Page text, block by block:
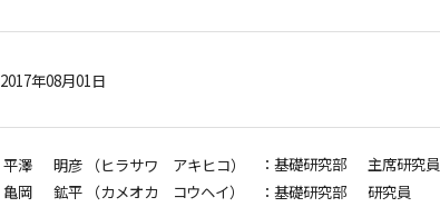
2017年08月01日
平澤 明彦 （ヒラサワ アキヒコ） ：基礎研究部 主席研究員
亀岡 鉱平 （カメオカ コウヘイ） ：基礎研究部 研究員